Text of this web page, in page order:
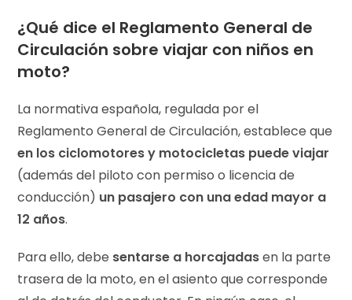
¿Qué dice el Reglamento General de
Circulación sobre viajar con niños en
moto?
La normativa española, regulada por el
Reglamento General de Circulación, establece que
en los ciclomotores y motocicletas puede viajar
(además del piloto con permiso o licencia de
conducción) un pasajero con una edad mayor a
12 años.
Para ello, debe sentarse a horcajadasen la parte
trasera de la moto, en el asiento que corresponde